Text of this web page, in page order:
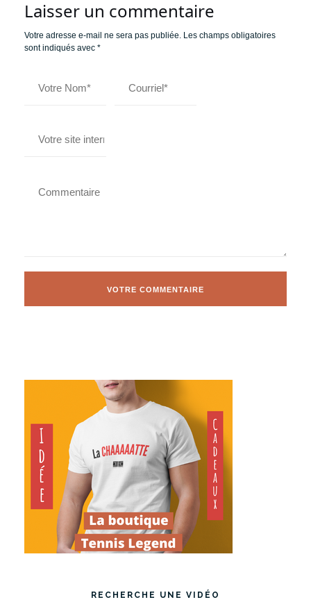
Laisser un commentaire
Votre adresse e-mail ne sera pas publiée. Les champs obligatoires
sont indiqués avec *
RECHERCHE UNE VIDÉO